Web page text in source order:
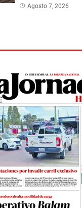
Agosto 7, 2026